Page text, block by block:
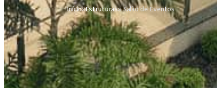
Início»Estruturas» Salão de Eventos